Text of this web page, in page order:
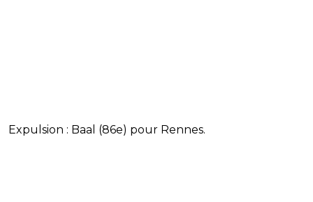
Expulsion : Baal (86e) pour Rennes.